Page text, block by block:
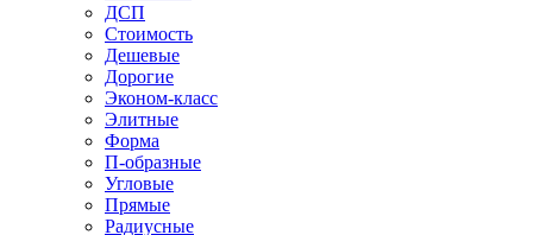
ДСП
Стоимость
Дешевые
Дорогие
Эконом-класс
Элитные
Форма
П-образные
Угловые
Прямые
Радиусные